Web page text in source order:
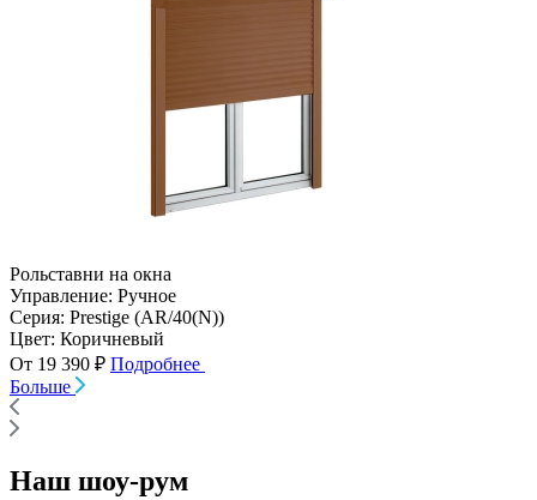
Рольставни на окна
Управление: Ручное
Серия: Prestige (AR/40(N))
Цвет: Коричневый
От 19 390 ₽ Подробнее
Больше
Наш шоу-рум